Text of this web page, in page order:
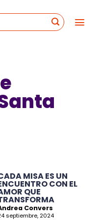
MISA ES UN
CON EL
QUE
Convers
septiembre, 2024